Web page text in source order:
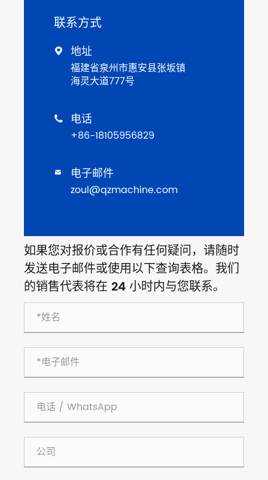
联系方式
 地址
福建省泉州市惠安县张坂镇
海灵大道777号
 电话
+86-18105956829
 电子邮件
zoul@qzmachine.com
如果您对报价或合作有任何疑问，请随时
发送电子邮件或使用以下查询表格。我们
的销售代表将在 24 小时内与您联系。